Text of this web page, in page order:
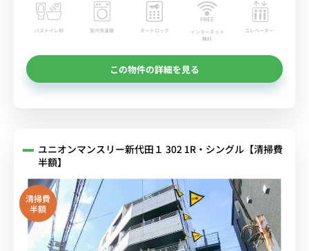
バストイレ別 室内洗濯機 オートロック
インターネット
無料
エレベーター
この物件の詳細を見る
ユニオンマンスリー新代田１ 302 1R・シングル【清掃費
半額】
清掃費
半額